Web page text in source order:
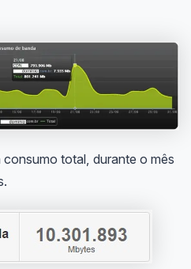
total, durante o mês